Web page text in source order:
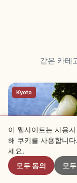
같은 카테
Kyoto
우지 말차란?｜교
차밭 체험·뵤도인
이 웹사이트는 사용
해 쿠키를 사용합니
세요.
모두 동의
모